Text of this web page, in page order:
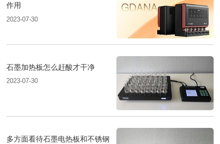
作用
2023-07-30
石墨加热板怎么赶酸才干净
2023-07-30
多方面看待石墨电热板和不锈钢